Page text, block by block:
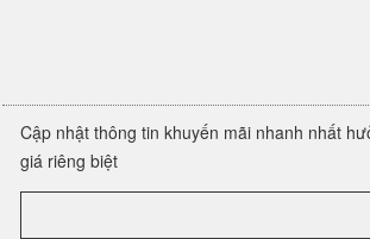
Cập nhật thông tin khuyến mãi nhanh nhất
giá riêng biệt